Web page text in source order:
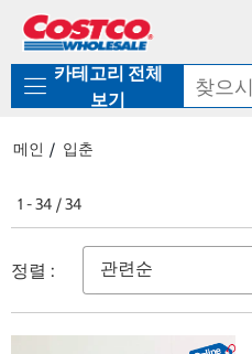
로
기
가
카테고리 전체
보기
메인 입춘
1 - 34 / 34
정렬 :